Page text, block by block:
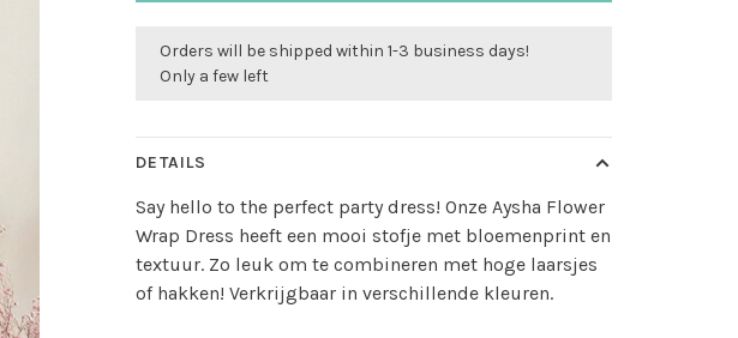
Orders will be shipped within 1-3 business days!
Only a few left
DETAILS
Say hello to the perfect party dress! Onze Aysha Flower
Wrap Dress heeft een mooi stofje met bloemenprint en
textuur. Zo leuk om te combineren met hoge laarsjes
of hakken! Verkrijgbaar in verschillende kleuren.